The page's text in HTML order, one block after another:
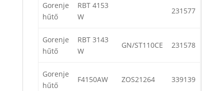
Gorenje
hűtő
RBT 4153
W
231577
Gorenje
hűtő
RBT 3143
W
GN/ST110CE 231578
Gorenje
hűtő
F4150AW ZOS21264 339139